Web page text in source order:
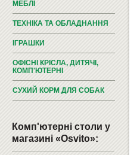
МЕБЛІ
ТЕХНІКА ТА ОБЛАДНАННЯ
ІГРАШКИ
ОФІСНІ КРІСЛА, ДИТЯЧІ,
КОМП'ЮТЕРНІ
СУХИЙ КОРМ ДЛЯ СОБАК
Комп'ютерні столи у
магазині «Osvito»: